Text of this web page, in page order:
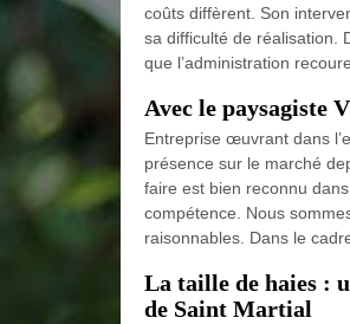
coûts diffèrent. Son
sa difficulté de réalisation.
que l’administration
Avec le paysagiste
Entreprise œuvrant dans
présence sur le marché
faire est bien reconnu
compétence. Nous
raisonnables. Dans le
La taille de haies :
de Saint Martial